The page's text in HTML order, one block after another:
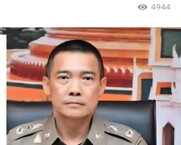
4944